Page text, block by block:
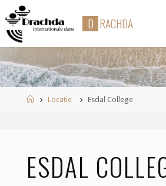
naar
de
inhoud
D RACHDA
HomeLocatie Esdal College
ESDAL